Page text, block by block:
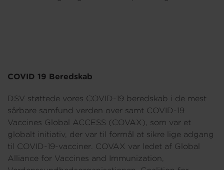
COVID 19 Beredskab
DSV støttede vores COVID-19 beredskab i de mest
sårbare samfund verden over samt COVID-19
Vaccines Global ACCESS (COVAX), som var et
globalt initiativ, der var til formål at sikre lige adgang
til COVID-19-vacciner. COVAX var ledet af Global
Alliance for Vaccines and Immunization,